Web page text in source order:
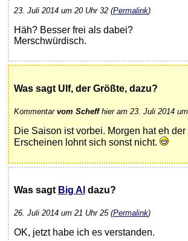
23. Juli 2014 um 20 Uhr 32 (Permalink)
Häh? Besser frei als dabei?
Merschwürdisch.
Was sagt Ulf, der Größte, dazu?
Kommentar vom Scheffhier am 23. Juli 2014
Die Saison ist vorbei. Morgen hat eh
Erscheinen lohnt sich sonst nicht.
Was sagt Big Al dazu?
26. Juli 2014 um 21 Uhr 25 (Permalink)
OK, jetzt habe ich es verstanden.